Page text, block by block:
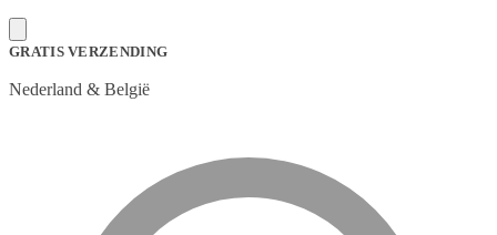
GRATIS VERZENDING
Nederland & België